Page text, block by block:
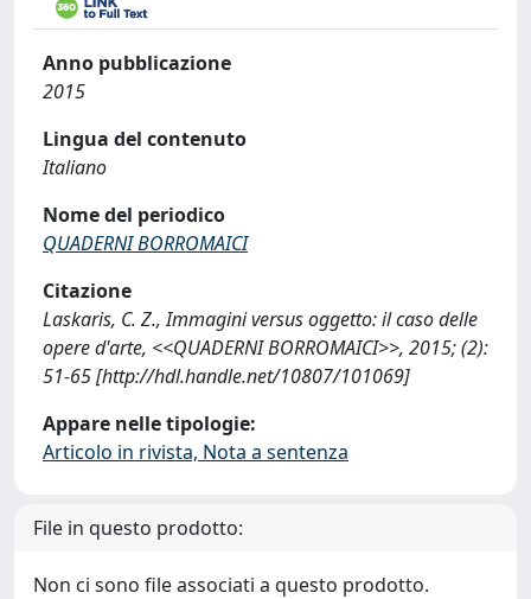
Anno pubblicazione
2015
Lingua del contenuto
Italiano
Nome del periodico
QUADERNI BORROMAICI
Citazione
Laskaris, C. Z., Immagini versus oggetto: il caso delle
opere d'arte, <<QUADERNI BORROMAICI>>, 2015; (2):
51-65 [http://hdl.handle.net/10807/101069]
Appare nelle tipologie:
Articolo in rivista, Nota a sentenza
File in questo prodotto:
Non ci sono file associati a questo prodotto.